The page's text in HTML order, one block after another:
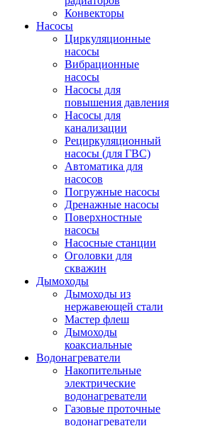
Конвекторы
Насосы
Циркуляционные
насосы
Вибрационные
насосы
Насосы для
повышения давления
Насосы для
канализации
Рециркуляционный
насосы (для ГВС)
Автоматика для
насосов
Погружные насосы
Дренажные насосы
Поверхностные
насосы
Насосные станции
Оголовки для
скважин
Дымоходы
Дымоходы из
нержавеющей стали
Мастер флеш
Дымоходы
коаксиальные
Водонагреватели
Накопительные
электрические
водонагреватели
Газовые проточные
водонагреватели